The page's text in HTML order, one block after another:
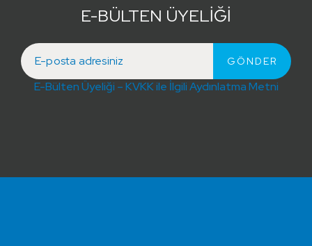
E-BÜLTEN ÜYELİĞİ
E-Bülten Üyeliği – KVKK ile İlgili Aydınlatma Metni